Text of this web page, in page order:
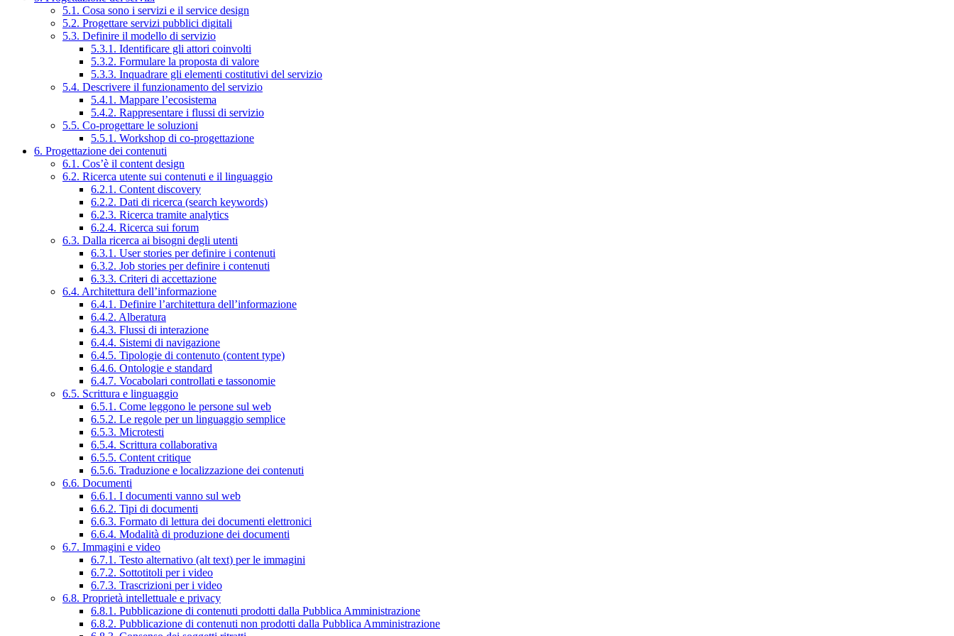
5.1. Cosa sono i servizi e il service design
5.2. Progettare servizi pubblici digitali
5.3. Definire il modello di servizio
5.3.1. Identificare gli attori coinvolti
5.3.2. Formulare la proposta di valore
5.3.3. Inquadrare gli elementi costitutivi del servizio
5.4. Descrivere il funzionamento del servizio
5.4.1. Mappare l’ecosistema
5.4.2. Rappresentare i flussi di servizio
5.5. Co-progettare le soluzioni
5.5.1. Workshop di co-progettazione
6. Progettazione dei contenuti
6.1. Cos’è il content design
6.2. Ricerca utente sui contenuti e il linguaggio
6.2.1. Content discovery
6.2.2. Dati di ricerca (search keywords)
6.2.3. Ricerca tramite analytics
6.2.4. Ricerca sui forum
6.3. Dalla ricerca ai bisogni degli utenti
6.3.1. User stories per definire i contenuti
6.3.2. Job stories per definire i contenuti
6.3.3. Criteri di accettazione
6.4. Architettura dell’informazione
6.4.1. Definire l’architettura dell’informazione
6.4.2. Alberatura
6.4.3. Flussi di interazione
6.4.4. Sistemi di navigazione
6.4.5. Tipologie di contenuto (content type)
6.4.6. Ontologie e standard
6.4.7. Vocabolari controllati e tassonomie
6.5. Scrittura e linguaggio
6.5.1. Come leggono le persone sul web
6.5.2. Le regole per un linguaggio semplice
6.5.3. Microtesti
6.5.4. Scrittura collaborativa
6.5.5. Content critique
6.5.6. Traduzione e localizzazione dei contenuti
6.6. Documenti
6.6.1. I documenti vanno sul web
6.6.2. Tipi di documenti
6.6.3. Formato di lettura dei documenti elettronici
6.6.4. Modalità di produzione dei documenti
6.7. Immagini e video
6.7.1. Testo alternativo (alt text) per le immagini
6.7.2. Sottotitoli per i video
6.7.3. Trascrizioni per i video
6.8. Proprietà intellettuale e privacy
6.8.1. Pubblicazione di contenuti prodotti dalla Pubblica Amministrazione
6.8.2. Pubblicazione di contenuti non prodotti dalla Pubblica Amministrazione